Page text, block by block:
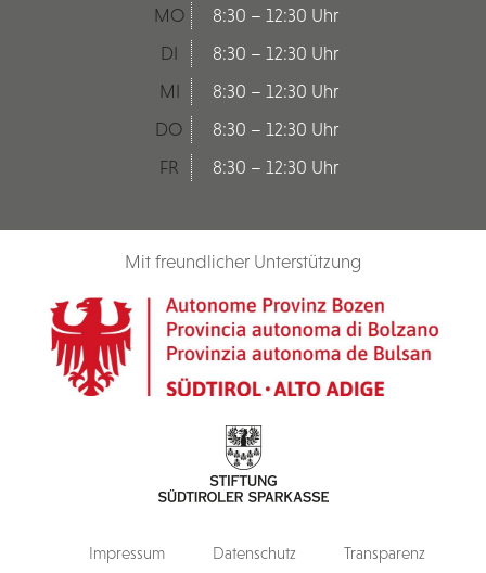
MO
8:30 – 12:30 Uhr
DI
8:30 – 12:30 Uhr
MI
8:30 – 12:30 Uhr
DO
8:30 – 12:30 Uhr
FR
8:30 – 12:30 Uhr
Mit freundlicher Unterstützung
Impressum Datenschutz Transparenz